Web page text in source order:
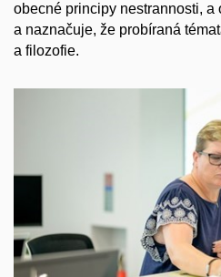
obecné principy nestrannosti, a
a naznačuje, že probíraná
a filozofie.